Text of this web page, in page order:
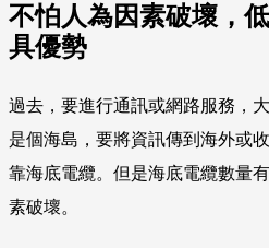
不怕人為因素破壞，
具優勢
過去，要進行通訊或網路服務，
是個海島，要將資訊傳到海外或
靠海底電纜。但是海底電纜數量
素破壞。